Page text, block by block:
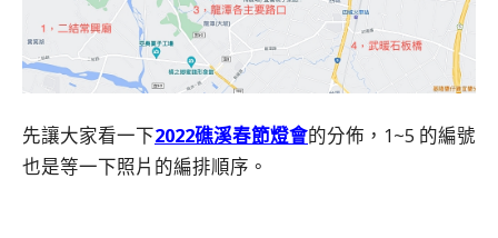
先讓大家看一下2022礁溪春節燈會的分佈，1~5 的編號
也是等一下照片的編排順序。